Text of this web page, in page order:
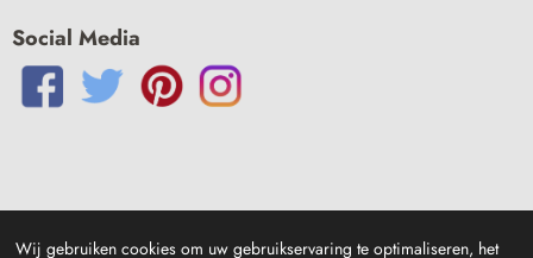
Social Media
Wij gebruiken cookies om uw gebruikservaring te optimaliseren, het